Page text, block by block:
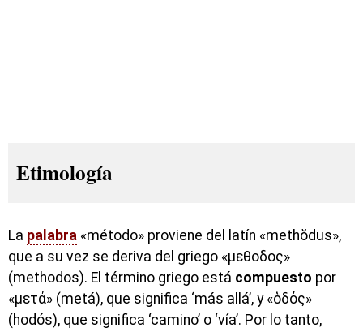
Etimología
La palabra «método» proviene del latín «methŏdus»,
que a su vez se deriva del griego «μεθοδος»
(methodos). El término griego está compuesto por
«μετά» (metá), que significa ‘más allá’, y «ὁδός»
(hodós), que significa ‘camino’ o ‘vía’. Por lo tanto,